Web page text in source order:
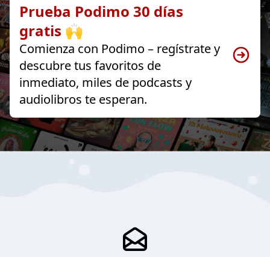
Prueba Podimo 30 días
gratis 🙌
Comienza con Podimo – regístrate y
descubre tus favoritos de
inmediato, miles de podcasts y
audiolibros te esperan.